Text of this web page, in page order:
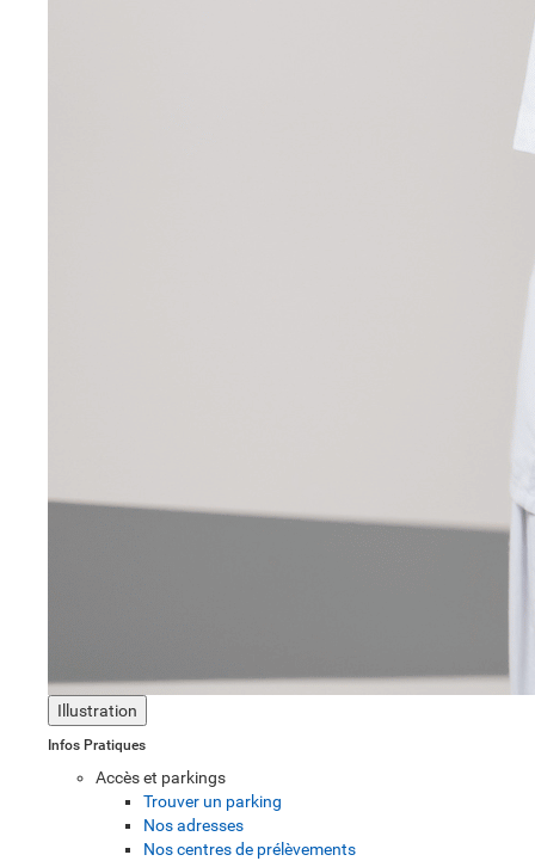
Illustration
Infos Pratiques
Accès et parkings
Trouver un parking
Nos adresses
Nos centres de prélèvements